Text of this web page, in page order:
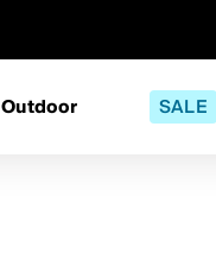
Outdoor SALE